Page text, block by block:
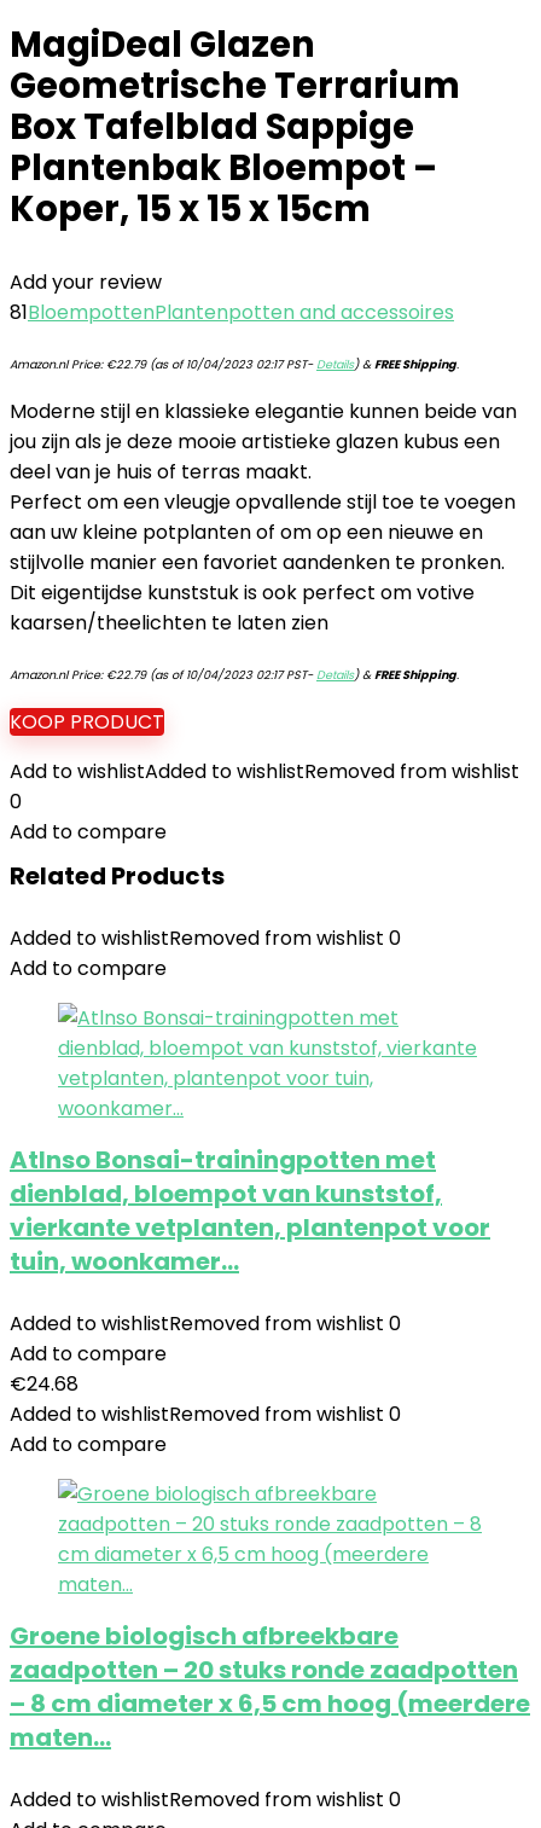
MagiDeal Glazen
Geometrische Terrarium
Box Tafelblad Sappige
Plantenbak Bloempot –
Koper, 15 x 15 x 15cm
Add your review
81BloempottenPlantenpotten and accessoires
Amazon.nl Price: €22.79(as of 10/04/2023 02:17 PST-Details)&FREE Shipping.
Moderne stijl en klassieke elegantie kunnen beide van
jou zijn als je deze mooie artistieke glazen kubus een
deel van je huis of terras maakt.
Perfect om een vleugje opvallende stijl toe te voegen
aan uw kleine potplanten of om op een nieuwe en
stijlvolle manier een favoriet aandenken te pronken.
Dit eigentijdse kunststuk is ook perfect om votive
kaarsen/theelichten te laten zien
Amazon.nl Price: €22.79(as of 10/04/2023 02:17 PST-Details)&FREE Shipping.
KOOP PRODUCT
Add to wishlistAdded to wishlistRemoved from wishlist
0
Add to compare
Related Products
Added to wishlistRemoved from wishlist 0
Add to compare
Atlnso Bonsai-trainingpotten met
dienblad, bloempot van kunststof,
vierkante vetplanten, plantenpot voor
tuin, woonkamer…
Added to wishlistRemoved from wishlist 0
Add to compare
€24.68
Added to wishlistRemoved from wishlist 0
Add to compare
Groene biologisch afbreekbare
zaadpotten – 20 stuks ronde zaadpotten
– 8 cm diameter x 6,5 cm hoog (meerdere
maten…
Added to wishlistRemoved from wishlist 0